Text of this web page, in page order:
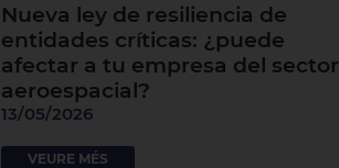
Nueva ley de resiliencia de
entidades críticas: ¿puede
afectar a tu empresa del sector
aeroespacial?
13/05/2026
VEURE MÉS